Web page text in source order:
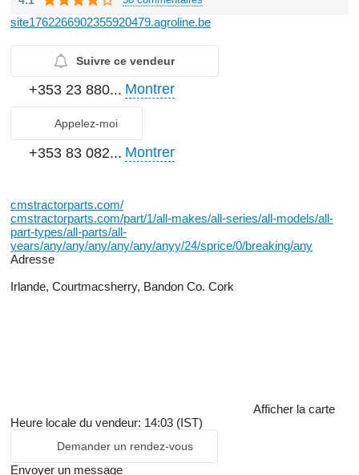
site1762266902355920479.agroline.be
Suivre ce vendeur
+353 23 880... Montrer
Appelez-moi
+353 83 082... Montrer
cmstractorparts.com/
cmstractorparts.com/part/1/all-makes/all-series/all-models/all-
part-types/all-parts/all-
years/any/any/any/any/any/anyy/24/sprice/0/breaking/any
Adresse
Irlande, Courtmacsherry, Bandon Co. Cork
Afficher la carte
Heure locale du vendeur: 14:03 (IST)
Demander un rendez-vous
Envoyer un message